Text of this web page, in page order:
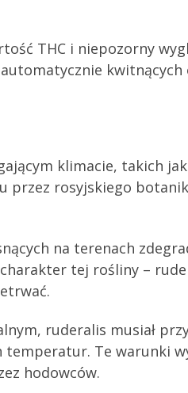
THC i niepozorny
klimacie, takich
rosyjskiego
na terenach
tej rośliny –
ruderalis musiał
Te warunki
hodowców.